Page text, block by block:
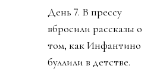
День 7. В прессу
вбросили рассказы о
том, как Инфантино
буллили в детстве.